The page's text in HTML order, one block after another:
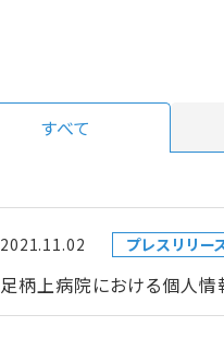
すべて
2021.11.02 プレスリリー
足柄上病院における個人情